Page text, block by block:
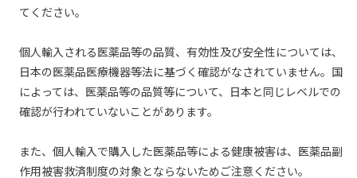
てください。
個人輸入される医薬品等の品質、有効性及び安全性については、
日本の医薬品医療機器等法に基づく確認がなされていません。国
によっては、医薬品等の品質等について、日本と同じレベルでの
確認が行われていないことがあります。
また、個人輸入で購入した医薬品等による健康被害は、医薬品副
作用被害救済制度の対象とならないためご注意ください。